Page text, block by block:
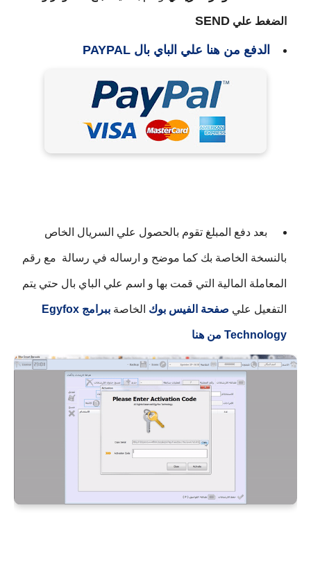
الضغط علي SEND
الدفع من هنا علي الباي بال PAYPAL
بعد دفع المبلغ تقوم بالحصول علي السريال الخاص
بالنسخة الخاصة بك كما موضح و ارساله في رسالة مع رقم
المعاملة المالية التي قمت بها و اسم علي الباي بال حتي يتم
التفعيل علي صفحة الفيس بوك الخاصة ببرامج Egyfox
Technology من هنا